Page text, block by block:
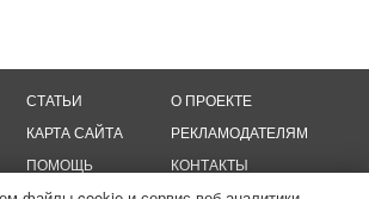
СТАТЬИ
КАРТА САЙТА
ПОМОЩЬ
О ПРОЕКТЕ
РЕКЛАМОДАТЕЛЯМ
КОНТАКТЫ